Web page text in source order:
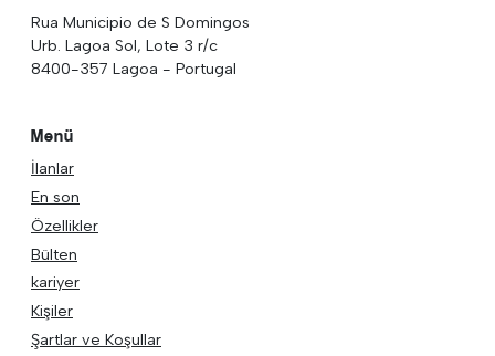
Rua Municipio de S Domingos
Urb. Lagoa Sol, Lote 3 r/c
8400-357 Lagoa - Portugal
Menü
İlanlar
En son
Özellikler
Bülten
kariyer
Kişiler
Şartlar ve Koşullar